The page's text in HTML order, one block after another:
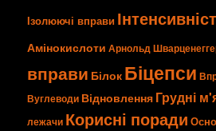
Ізолюючі вправи
Амінокислоти Арнольд
вправи Білок Біцепси
Вуглеводи Відновлення Грудні
лежачи Корисні поради